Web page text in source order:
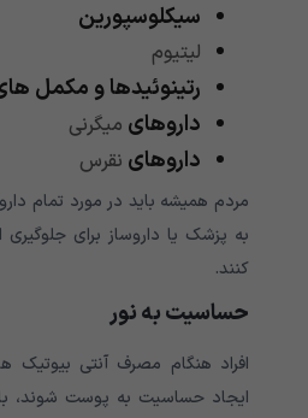
سیکلوسپورین
لیتیوم
رتینوئیدها و مکمل
داروهای میگرنی
داروهای نقرس
مردم همیشه باید در مورد تمام
به پزشک یا داروساز برای
کنند.
حساسیت به نور
افراد هنگام مصرف آنتی بیوتیک
ایجاد حساسیت به پوست شوند،